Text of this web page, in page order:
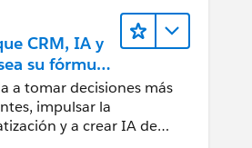
CRM, IA y
su fórmula
a tomar decisiones más
impulsar la
y a crear IA de